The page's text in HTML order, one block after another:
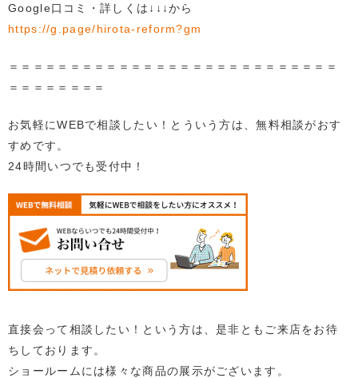
Google口コミ・詳しくは↓↓↓から
https://g.page/hirota-reform?gm
＝＝＝＝＝＝＝＝＝＝＝＝＝＝＝＝＝＝＝＝＝＝＝＝＝＝＝
＝＝＝＝＝＝＝＝
お気軽にWEBで相談したい！とういう方は、無料相談がおす
すめです。
24時間いつでも受付中！
直接会って相談したい！という方は、是非ともご来店をお待
ちしております。
ショールームには様々な商品の展示がございます。